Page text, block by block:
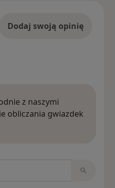
Dodaj swoją opinię
z naszymi
obliczania gwiazdek